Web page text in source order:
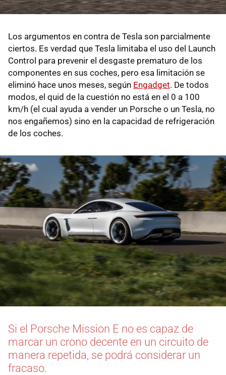
Los argumentos en contra de Tesla son parcialmente
ciertos. Es verdad que Tesla limitaba el uso del Launch
Control para prevenir el desgaste prematuro de los
componentes en sus coches, pero esa limitación se
eliminó hace unos meses, según Engadget. De todos
modos, el quid de la cuestión no está en el 0 a 100
km/h (el cual ayuda a vender un Porsche o un Tesla, no
nos engañemos) sino en la capacidad de refrigeración
de los coches.
Si el Porsche Mission E no es capaz de
marcar un crono decente en un circuito de
manera repetida, se podrá considerar un
fracaso.